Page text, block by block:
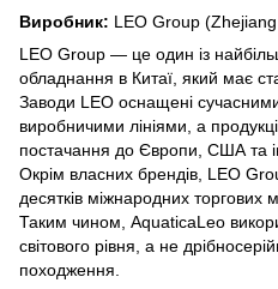
Виробник: LEO Group
LEO Group — це один із
обладнання в Китаї, який має
Заводи LEO оснащені
виробничими лініями, а
постачання до Європи, США та
Окрім власних брендів, LEO
десятків міжнародних торгових
Таким чином, AquaticaLeo
світового рівня, а не
походження.